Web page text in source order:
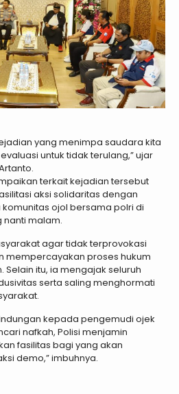
yang menimpa saudara kita
untuk tidak terulang,” ujar
terkait kejadian tersebut
aksi solidaritas dengan
ojol bersama polri di
malam.
agar tidak terprovokasi
mempercayakan proses hukum
itu, ia mengajak seluruh
serta saling menghormati
kepada pengemudi ojek
nafkah, Polisi menjamin
fasilitas bagi yang akan
demo,” imbuhnya.